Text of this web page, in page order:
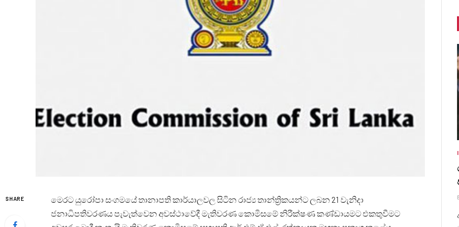
SHARE
මෙරට යුරෝපා සංගමයේ තානාපති කාර්යාලවල සිටින රාජ්‍ය තාන්ත්‍රිකයන්ට ලබන 21 වැනිදා
ජනාධිපතිවරණය පැවැත්වෙන අවස්ථාවේදී මැතිවරණ කොමිසමේ නිරීක්ෂණ කණ්ඩායමට එකතුවීමට